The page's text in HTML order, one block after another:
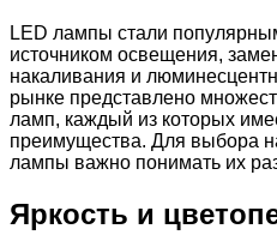
LED лампы стали
источником освещения,
накаливания и
рынке представлено
ламп, каждый из которых
преимущества. Для выбора
лампы важно понимать их
Яркость и